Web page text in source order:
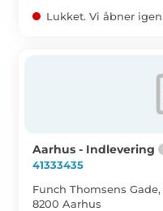
Lukket. Vi åbner igen
Aarhus - Indlevering
41333435
Funch Thomsens
8200 Aarhus